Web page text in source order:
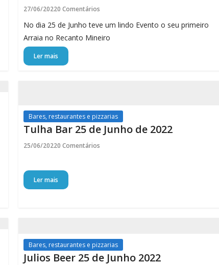
27/06/20220 Comentários
No dia 25 de Junho teve um lindo Evento o seu primeiro
Arraia no Recanto Mineiro
Ler mais
Bares, restaurantes e pizzarias
Tulha Bar 25 de Junho de 2022
25/06/20220 Comentários
Ler mais
Bares, restaurantes e pizzarias
Julios Beer 25 de Junho 2022